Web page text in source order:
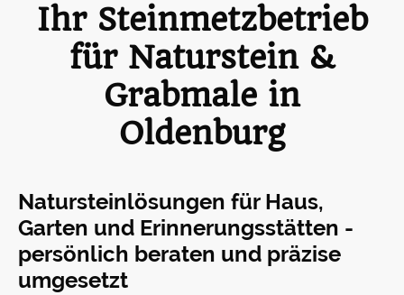
Ihr Steinmetzbetrieb
für Naturstein &
Grabmale in
Oldenburg
Natursteinlösungen für Haus,
Garten und Erinnerungsstätten -
persönlich beraten und präzise
umgesetzt